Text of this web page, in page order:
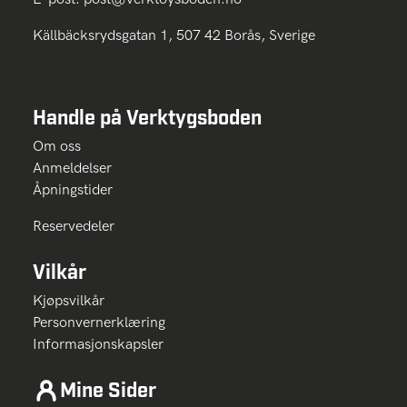
Källbäcksrydsgatan 1, 507 42 Borås, Sverige
Handle på Verktygsboden
Om oss
Anmeldelser
Åpningstider
Reservedeler
Vilkår
Kjøpsvilkår
Personvernerklæring
Informasjonskapsler
Mine Sider